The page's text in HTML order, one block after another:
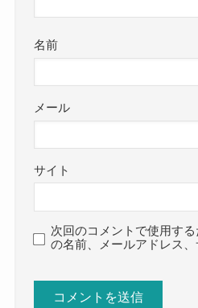
名前
メール
サイト
次回のコメントで使用す
の名前、メールアドレス、